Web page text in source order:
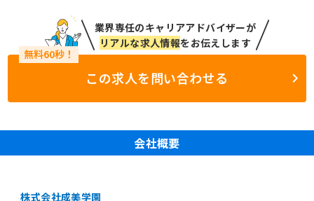
業界専任のキャリアアドバイザーが
リアルな求人情報をお伝えします
この求人を問い合わせる
会社概要
株式会社成美学園